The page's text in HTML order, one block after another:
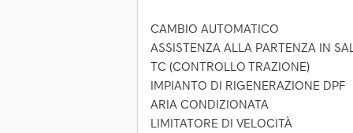
CAMBIO AUTOMATICO
ASSISTENZA ALLA PARTENZA IN
TC (CONTROLLO TRAZIONE)
IMPIANTO DI RIGENERAZIONE DPF
ARIA CONDIZIONATA
LIMITATORE DI VELOCITÀ